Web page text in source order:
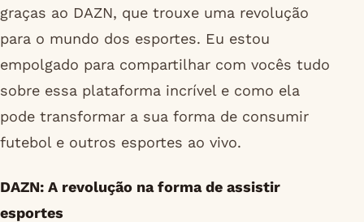
graças ao DAZN, que trouxe uma revolução
para o mundo dos esportes. Eu estou
empolgado para compartilhar com vocês tudo
sobre essa plataforma incrível e como ela
pode transformar a sua forma de consumir
futebol e outros esportes ao vivo.
DAZN: A revolução na forma de assistir
esportes